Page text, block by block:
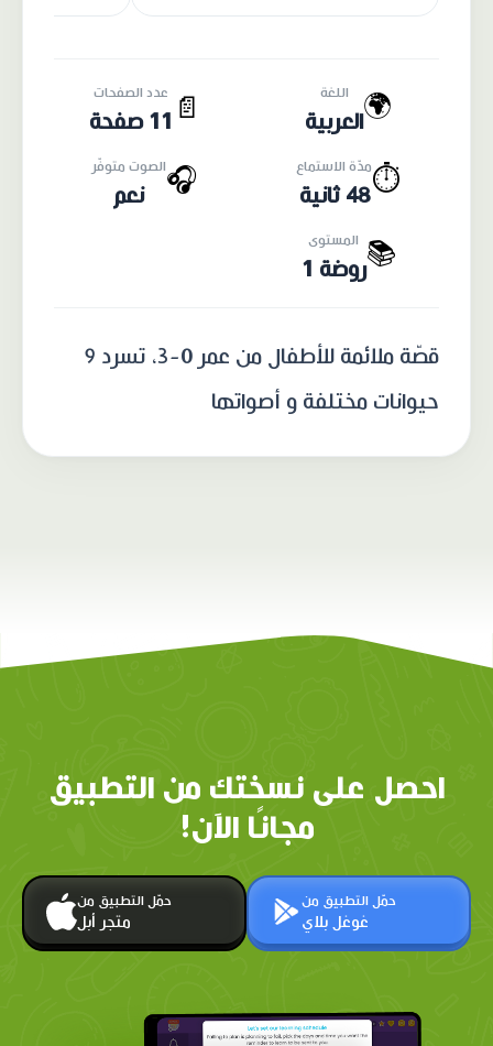
🌍 اللغة
العربية 📄
عدد الصفحات
11 صفحة
⏱️مدّة الاستماع
48 ثانية
🎧الصوت متوفّر
نعم
📚 المستوى
روضة 1
قصّة ملائمة للأطفال من عمر 0-3، تسرد 9
حيوانات مختلفة و أصواتها
احصل على نسختك من التطبيق
مجانًا الآن!
حمّل التطبيق من
متجر أبل
حمّل التطبيق من
غوغل بلاي